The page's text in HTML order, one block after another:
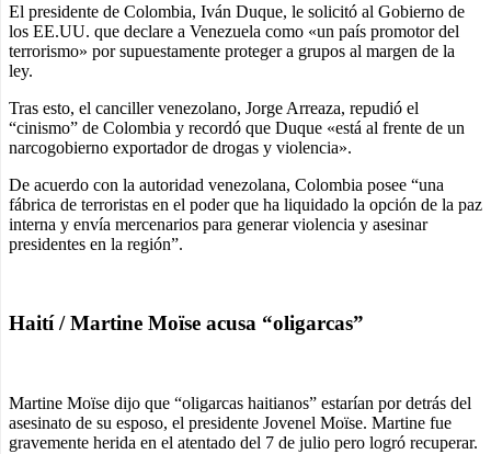
El presidente de Colombia, Iván Duque, le solicitó al Gobierno de
los EE.UU. que declare a Venezuela como «un país promotor del
terrorismo» por supuestamente proteger a grupos al margen de la
ley.
Tras esto, el canciller venezolano, Jorge Arreaza, repudió el
“cinismo” de Colombia y recordó que Duque «está al frente de un
narcogobierno exportador de drogas y violencia».
De acuerdo con la autoridad venezolana, Colombia posee “una
fábrica de terroristas en el poder que ha liquidado la opción de la paz
interna y envía mercenarios para generar violencia y asesinar
presidentes en la región”.
Haití / Martine Moïse acusa “oligarcas”
Martine Moïse dijo que “oligarcas haitianos” estarían por detrás del
asesinato de su esposo, el presidente Jovenel Moïse. Martine fue
gravemente herida en el atentado del 7 de julio pero logró recuperar.